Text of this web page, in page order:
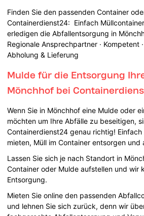
Finden Sie den passenden Container
Containerdienst24: Einfach
erledigen die Abfallentsorgung in
Regionale Ansprechpartner · Kompetent
Abholung & Lieferung
Mulde für die Entsorgung
Mönchhof bei
Wenn Sie in Mönchhof eine Mulde oder
möchten um Ihre Abfälle zu beseitigen,
Containerdienst24 genau richtig!
mieten, Müll im Container entsorgen und
Lassen Sie sich je nach Standort in
Container oder Mulde aufstellen und wir
Entsorgung.
Mieten Sie online den passenden
und lehnen Sie sich zurück, denn wir